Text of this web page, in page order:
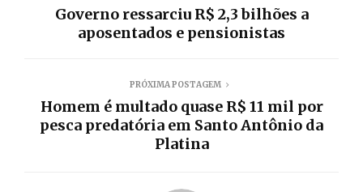
Governo ressarciu R$ 2,3 bilhões a
aposentados e pensionistas
PRÓXIMA POSTAGEM
Homem é multado quase R$ 11 mil por
pesca predatória em Santo Antônio da
Platina